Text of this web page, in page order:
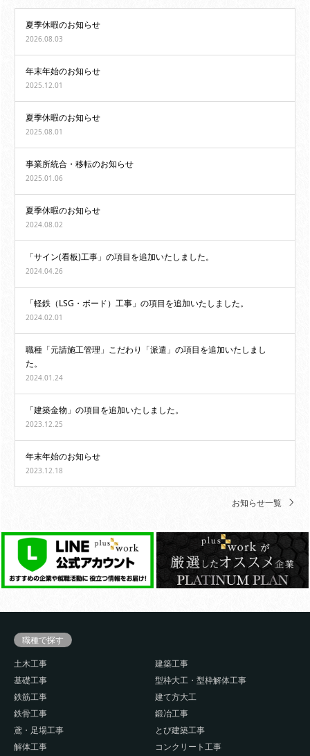
夏季休暇のお知らせ
2026.08.03
年末年始のお知らせ
2025.12.01
夏季休暇のお知らせ
2025.08.01
事業所統合・移転のお知らせ
2025.01.06
夏季休暇のお知らせ
2024.08.02
「サイン(看板)工事」の項目を追加いたしました。
2024.04.26
「軽鉄（LSG・ボード）工事」の項目を追加いたしました。
2024.02.01
職種「元請施工管理」こだわり「派遣」の項目を追加いたしまし
た。
2024.01.24
「建築金物」の項目を追加いたしました。
2023.12.25
年末年始のお知らせ
2023.12.18
お知らせ一覧
職種で探す
土木工事
建築工事
基礎工事
型枠大工・型枠解体工事
鉄筋工事
建て方大工
鉄骨工事
鍛冶工事
鳶・足場工事
とび建築工事
解体工事
コンクリート工事